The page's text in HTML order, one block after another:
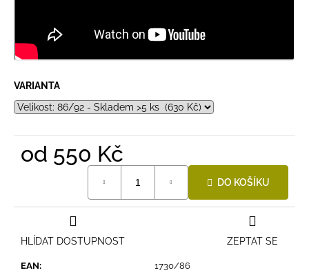
VARIANTA
od 550 Kč
DO KOŠÍKU
EAN:
1730/86
ZEPTAT SE
HLÍDAT DOSTUPNOST